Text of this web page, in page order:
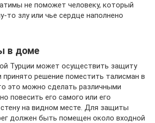
не поможет человеку, который
то злу или чье сердце наполнено
в доме
Турции может осуществить защиту
принято решение поместить талисман в
это можно сделать различными
повесить его самого или его
на видном месте. Для защиты
должен быть помещен около входной